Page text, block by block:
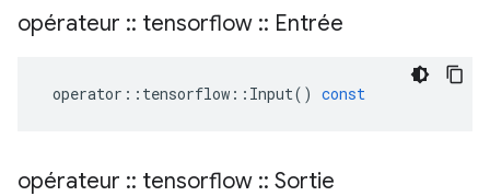
opérateur :: tensorflow :: Entrée
operator :: tensorflow :: Input() const
opérateur :: tensorflow :: Sortie